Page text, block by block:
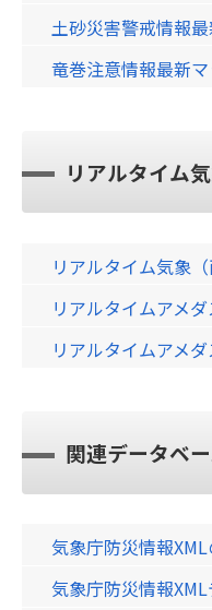
土砂災害警戒情報
竜巻注意情報最新
リアルタイム
リアルタイム気象
リアルタイムアメ
リアルタイムアメ
関連データベ
気象庁防災情報
気象庁防災情報